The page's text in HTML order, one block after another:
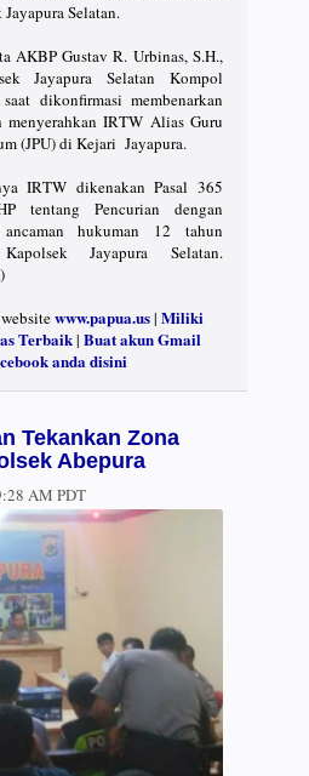
Selatan.
AKBP Gustav R. Urbinas, S.H.,
Jayapura Selatan Kompol
dikonfirmasi membenarkan
IRTW Alias Guru
(JPU) di Kejari Jayapura.
IRTW dikenakan Pasal 365
tentang Pencurian dengan
ancaman hukuman 12 tahun
Jayapura Selatan.
www.papua.us| Miliki
Terbaik| Buat akun Gmail
anda disini
Tekankan Zona
Abepura
AM PDT